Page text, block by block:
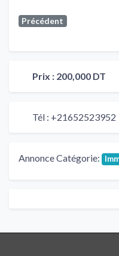
Précédent
Prix : 200,000 DT
Tél : +21652523952
Annonce Catégorie: